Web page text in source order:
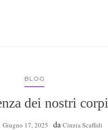
BLOG
dei nostri corpi
Giugno 17, 2025 da Cinzia Scaffidi